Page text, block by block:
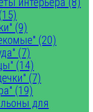
(9)
(20)
(7)
(14)
(7)
(19)
для